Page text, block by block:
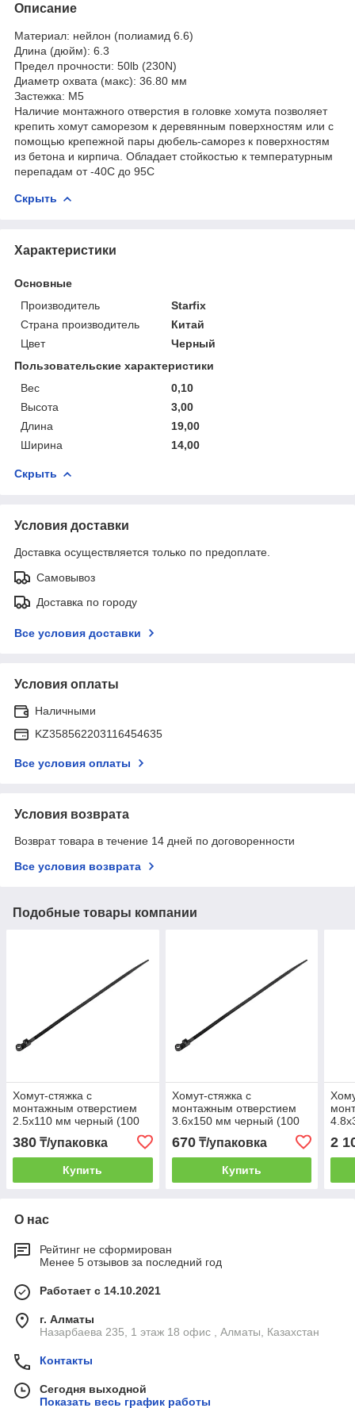
Описание
Материал: нейлон (полиамид 6.6)
Длина (дюйм): 6.3
Предел прочности: 50lb (230N)
Диаметр охвата (макс): 36.80 мм
Застежка: М5
Наличие монтажного отверстия в головке хомута позволяет
крепить хомут саморезом к деревянным поверхностям или с
помощью крепежной пары дюбель-саморез к поверхностям
из бетона и кирпича. Обладает стойкостью к температурным
перепадам от -40С до 95С
Скрыть
Характеристики
Основные
Производитель
Starfix
Страна производитель
Китай
Цвет
Черный
Пользовательские характеристики
Вес
0,10
Высота
3,00
Длина
19,00
Ширина
14,00
Скрыть
Условия доставки
Доставка осуществляется только по предоплате.
Самовывоз
Доставка по городу
Все условия доставки
Условия оплаты
Наличными
KZ358562203116454635
Все условия оплаты
Условия возврата
Возврат товара в течение 14 дней по договоренности
Все условия возврата
Подобные товары компании
Хомут-стяжка с
монтажным отверстием
2.5х110 мм черный (100
шт в уп.) STARFIX
380 ₸/упаковка
Купить
Хомут-стяжка с
монтажным отверстием
3.6х150 мм черный (100
шт в уп.) STARFIX
670₸/упаковка
Купить
2
О нас
Рейтинг не сформирован
Менее 5 отзывов за последний год
Работает с 14.10.2021
г. Алматы
Назарбаева 235, 1 этаж 18 офис , Алматы, Казахстан
Контакты
Сегодня выходной
Показать весь график работы